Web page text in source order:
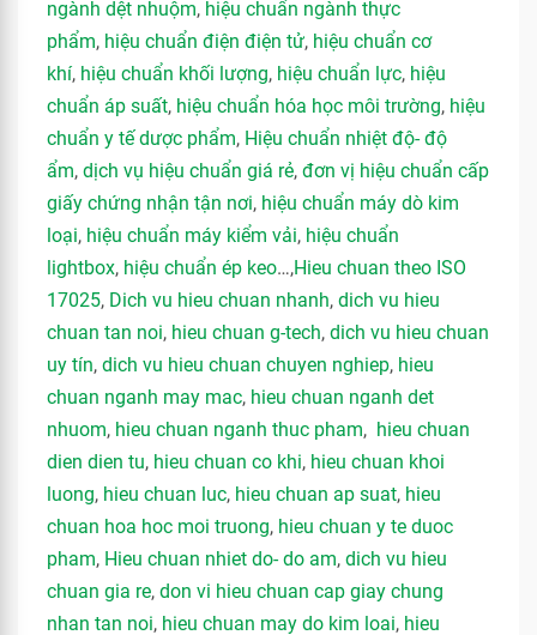
ngành dệt nhuộm, hiệu chuẩn ngành thực
phẩm, hiệu chuẩn điện điện tử, hiệu chuẩn cơ
khí, hiệu chuẩn khối lượng, hiệu chuẩn lực, hiệu
chuẩn áp suất, hiệu chuẩn hóa học môi trường, hiệu
chuẩn y tế dược phẩm, Hiệu chuẩn nhiệt độ- độ
ẩm, dịch vụ hiệu chuẩn giá rẻ, đơn vị hiệu chuẩn cấp
giấy chứng nhận tận nơi, hiệu chuẩn máy dò kim
loại, hiệu chuẩn máy kiểm vải, hiệu chuẩn
lightbox, hiệu chuẩn ép keo…,Hieu chuan theo ISO
17025, Dich vu hieu chuan nhanh, dich vu hieu
chuan tan noi, hieu chuan g-tech, dich vu hieu chuan
uy tín, dich vu hieu chuan chuyen nghiep, hieu
chuan nganh may mac, hieu chuan nganh det
nhuom, hieu chuan nganh thuc pham, hieu chuan
dien dien tu, hieu chuan co khi, hieu chuan khoi
luong, hieu chuan luc, hieu chuan ap suat, hieu
chuan hoa hoc moi truong, hieu chuan y te duoc
pham, Hieu chuan nhiet do- do am, dich vu hieu
chuan gia re, don vi hieu chuan cap giay chung
nhan tan noi, hieu chuan may do kim loai, hieu